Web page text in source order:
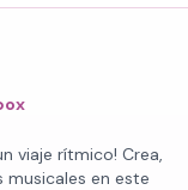
viaje rítmico! Crea,
en este